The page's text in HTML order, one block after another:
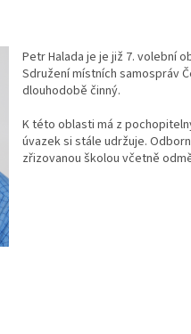
Petr Halada je je již 7. volební
Sdružení místních samospráv
dlouhodobě činný.
K této oblasti má z
úvazek si stále udržuje.
zřizovanou školou včetně